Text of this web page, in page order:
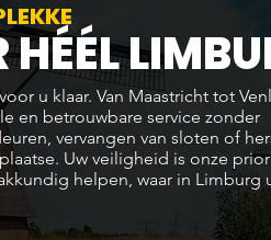
u klaar. Van Maastricht tot
en betrouwbare service zonder
vervangen van sloten of
Uw veiligheid is onze
helpen, waar in Limburg